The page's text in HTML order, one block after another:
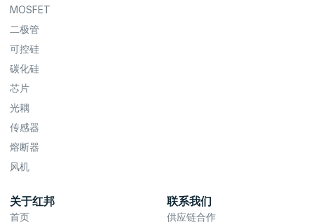
MOSFET
二极管
可控硅
碳化硅
芯片
光耦
传感器
熔断器
风机
关于红邦
首页
联系我们
供应链合作